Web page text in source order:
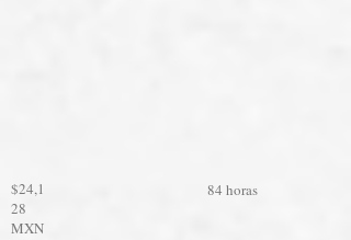
$24,1
28
MXN
84 horas